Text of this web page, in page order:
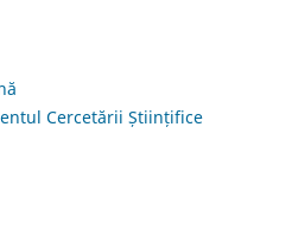
Cercetării Științifice